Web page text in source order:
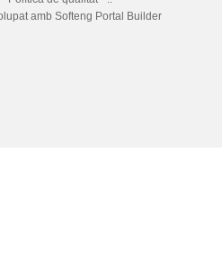
amb Softeng Portal Builder